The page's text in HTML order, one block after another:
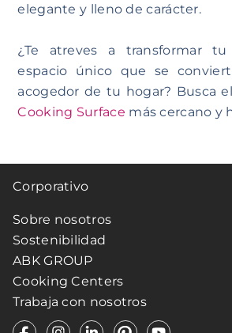
elegante y lleno de carácter.
¿Te atreves a transformar
espacio único que se
acogedor de tu hogar? Busca
Cooking Surface más cercano y
Corporativo
Sobre nosotros
Sostenibilidad
ABK GROUP
Cooking Centers
Trabaja con nosotros